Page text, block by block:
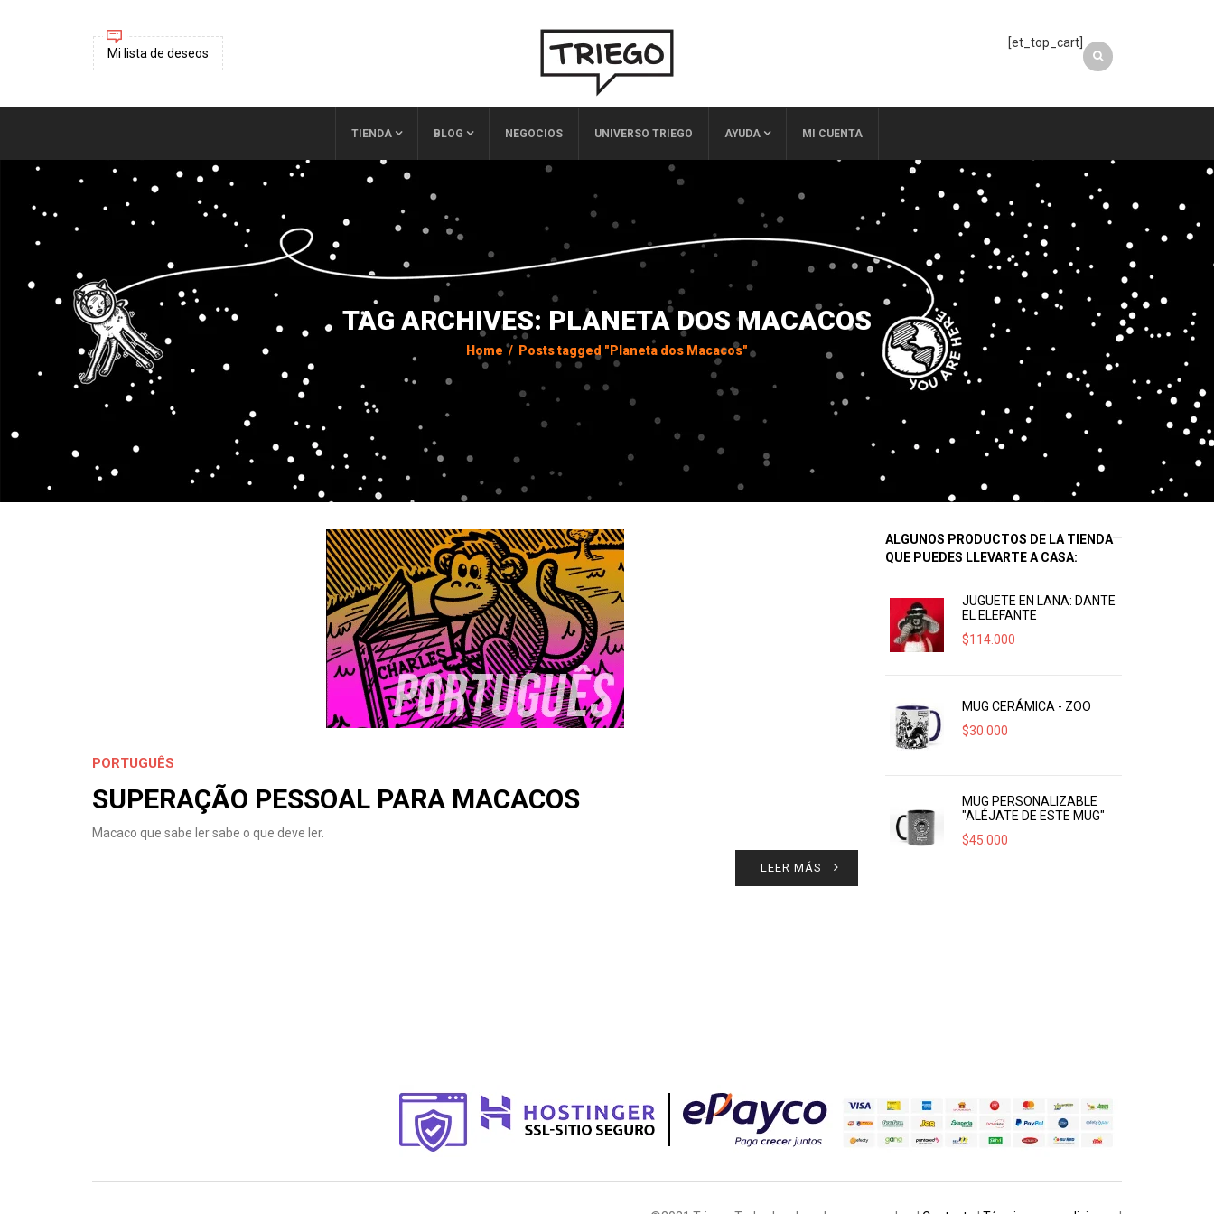
Mi lista de deseos
[et_top_cart]
TIENDA BLOG NEGOCIOS UNIVERSO TRIEGO AYUDA MI CUENTA
TAG ARCHIVES: PLANETA DOS MACACOS
Home / Posts tagged "Planeta dos Macacos"
PORTUGUÊS
SUPERAÇÃO PESSOAL PARA MACACOS
Macaco que sabe ler sabe o que deve ler.
LEER MÁS
ALGUNOS PRODUCTOS DE LA TIENDA
QUE PUEDES LLEVARTE A CASA:
JUGUETE EN LANA: DANTE
EL ELEFANTE
$114.000
MUG CERÁMICA - ZOO
$30.000
MUG PERSONALIZABLE
"ALÉJATE DE ESTE MUG"
$45.000